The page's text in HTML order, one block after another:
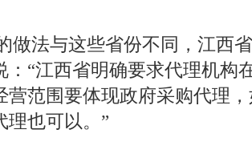
做法与这些省份不同，江西
“江西省明确要求代理机构
营范围要体现政府采购代理
理也可以。”